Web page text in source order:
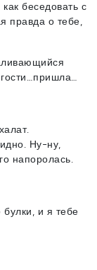
беседовать с
правда о тебе,
Ну-ну,
напоролась.
и я тебе